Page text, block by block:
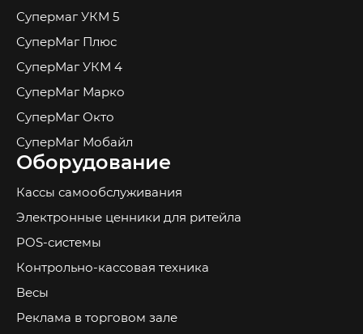
Супермаг УКМ 5
СуперМаг Плюс
СуперМаг УКМ 4
СуперМаг Марко
СуперМаг Окто
СуперМаг Мобайл
Оборудование
Кассы самообслуживания
Электронные ценники для ритейла
POS-системы
Контрольно-кассовая техника
Весы
Реклама в торговом зале